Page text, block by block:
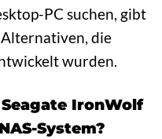
PC suchen, gibt
die
wurden.
IronWolf
System?